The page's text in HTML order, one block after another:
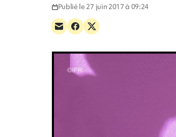
Publié le 27 juin 2017 à 09:24